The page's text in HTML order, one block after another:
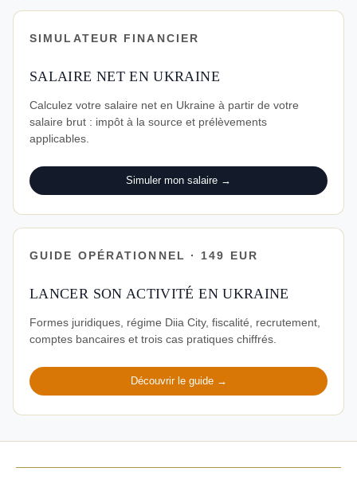
SIMULATEUR FINANCIER
SALAIRE NET EN UKRAINE
Calculez votre salaire net en Ukraine à partir de votre
salaire brut : impôt à la source et prélèvements
applicables.
Simuler mon salaire →
GUIDE OPÉRATIONNEL · 149 EUR
LANCER SON ACTIVITÉ EN UKRAINE
Formes juridiques, régime Diia City, fiscalité, recrutement,
comptes bancaires et trois cas pratiques chiffrés.
Découvrir le guide →